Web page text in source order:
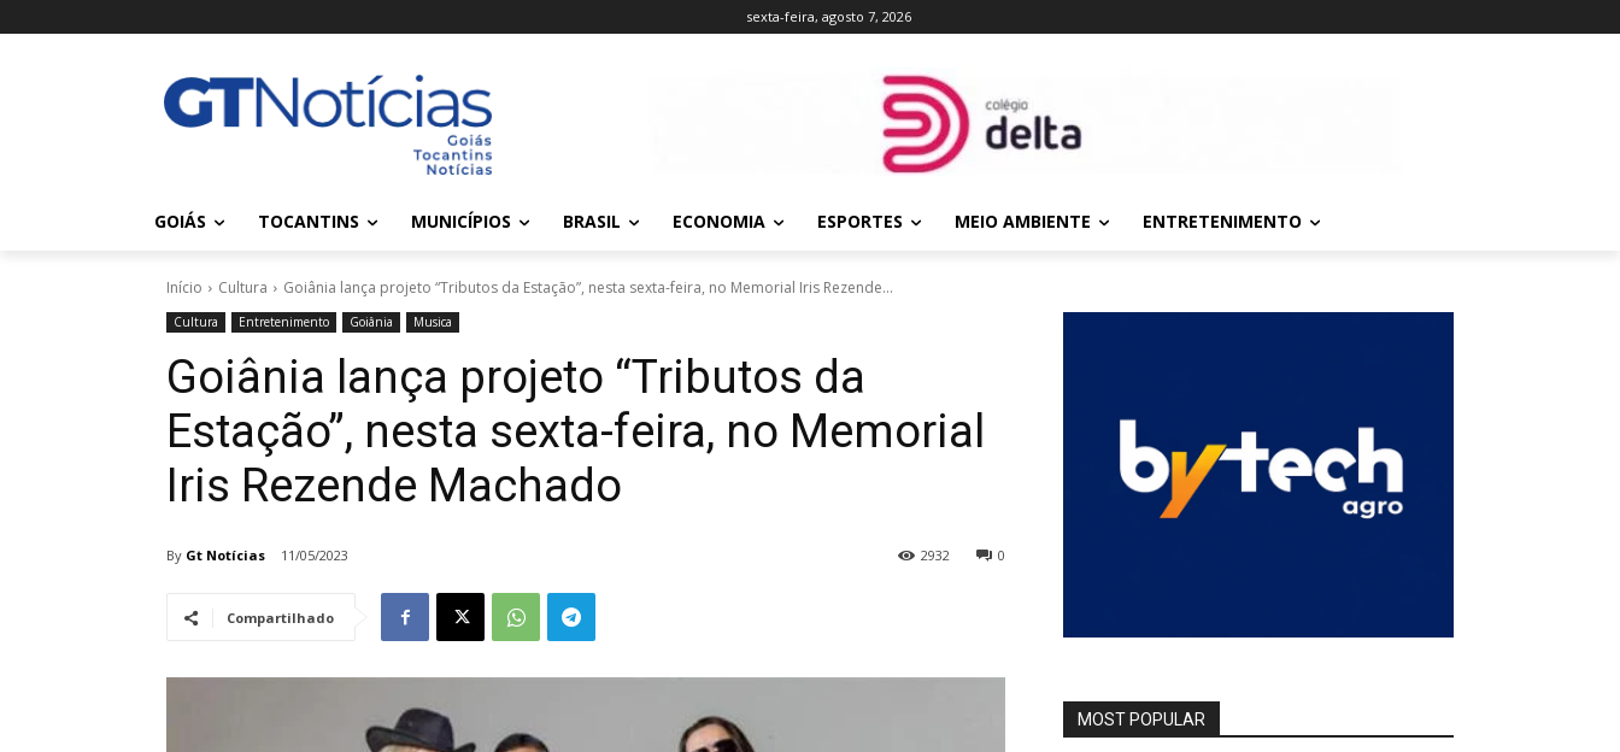
sexta-feira, agosto 7, 2026
GOIÁS TOCANTINS MUNICÍPIOS BRASIL ECONOMIA ESPORTES MEIO AMBIENTE ENTRETENIMENTO
Início Cultura Goiânia lança projeto “Tributos da Estação”, nesta sexta-feira, no Memorial Iris Rezende...
Cultura Entretenimento Goiânia Musica
Goiânia lança projeto “Tributos da
Estação”, nesta sexta-feira, no Memorial
Iris Rezende Machado
By Gt Notícias 11/05/2023 0
2932
Compartilhado
MOST POPULAR